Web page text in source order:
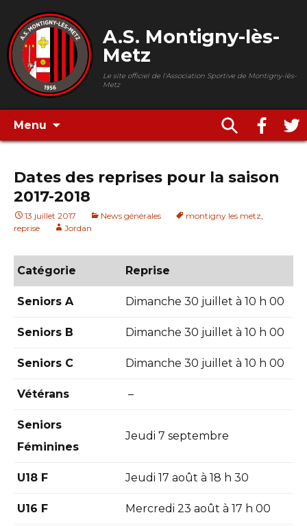
A.S. Montigny-lès-
Metz
Le site officiel de l'Association Sportive de Montigny-lès-
Metz
Menu
Dates des reprises pour la saison
2017-2018
13 juillet 2017 News générales montigny les metz,
reprise
Jordan
Catégorie Reprise
Seniors A Dimanche 30 juillet à 10 h 00
Seniors B Dimanche 30 juillet à 10 h 00
Seniors C Dimanche 30 juillet à 10 h 00
Vétérans –
Seniors
Féminines
Jeudi 7 septembre
U18 F Jeudi 17 août à 18 h 30
U16 F Mercredi 23 août à 17 h 00